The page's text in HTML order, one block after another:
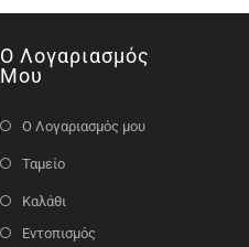
Ο Λογαριασμός
Μου
Ο Λογαριασμός μου
Ταμείο
Καλάθι
Εντοπισμός